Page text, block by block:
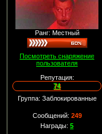
Ранг: Местный
Посмотреть снаряжение
пользователя
Репутация:
74
Группа: Заблокированные
Сообщений: 249
Награды: 5